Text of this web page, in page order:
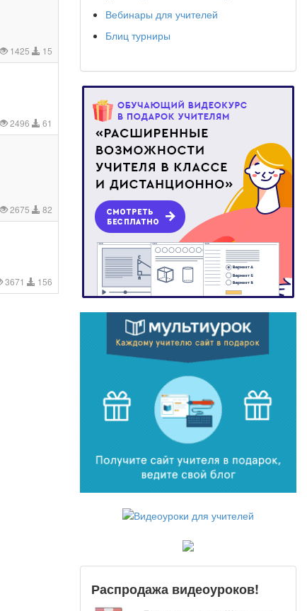
1425 15
2496 61
2675 82
3671 156
Вебинары для учителей
Блиц турниры
Распродажа видеоуроков!